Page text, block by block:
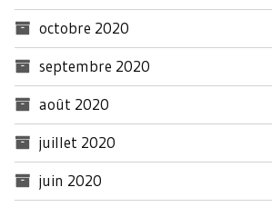
octobre 2020
septembre 2020
août 2020
juillet 2020
juin 2020